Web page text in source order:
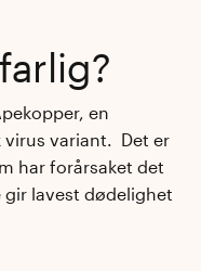
en
virus variant. Det er
har forårsaket det
lavest dødelighet